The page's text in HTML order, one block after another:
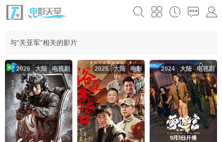
与“关亚军”相关的影片
电视剧
大陆
2026 电影
大陆
2025 电视剧
大陆
2024